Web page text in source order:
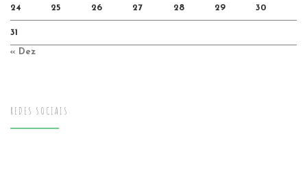
24 25 26 27 28 29 30
31
« Dez
REDES SOCIAIS